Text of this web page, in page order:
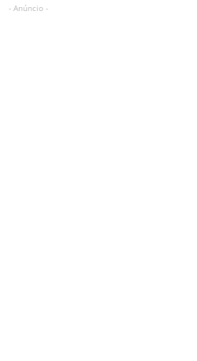
- Anúncio -